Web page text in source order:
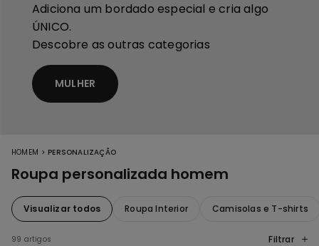
Adiciona um bordado especial e cria algo
ÚNICO.
Descobre as outras categorias
MULHER
HOMEM > PERSONALIZAÇÃO
Roupa personalizada homem
Visualizar todos Roupa Interior Camisolas e T-shirts
99 artigos Filtrar